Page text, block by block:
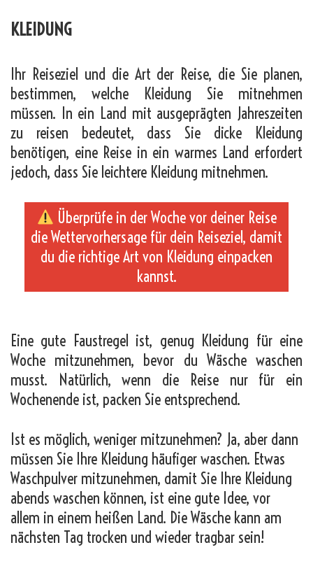
KLEIDUNG
Ihr Reiseziel und die Art der Reise, die Sie planen,
bestimmen, welche Kleidung Sie mitnehmen
müssen. In ein Land mit ausgeprägten Jahreszeiten
zu reisen bedeutet, dass Sie dicke Kleidung
benötigen, eine Reise in ein warmes Land erfordert
jedoch, dass Sie leichtere Kleidung mitnehmen.
Überprüfe in der Woche vor deiner Reise
die Wettervorhersage für dein Reiseziel, damit
du die richtige Art von Kleidung einpacken
kannst.
Eine gute Faustregel ist, genug Kleidung für eine
Woche mitzunehmen, bevor du Wäsche waschen
musst. Natürlich, wenn die Reise nur für ein
Wochenende ist, packen Sie entsprechend.
Ist es möglich, weniger mitzunehmen? Ja, aber dann
müssen Sie Ihre Kleidung häufiger waschen. Etwas
Waschpulver mitzunehmen, damit Sie Ihre Kleidung
abends waschen können, ist eine gute Idee, vor
allem in einem heißen Land. Die Wäsche kann am
nächsten Tag trocken und wieder tragbar sein!